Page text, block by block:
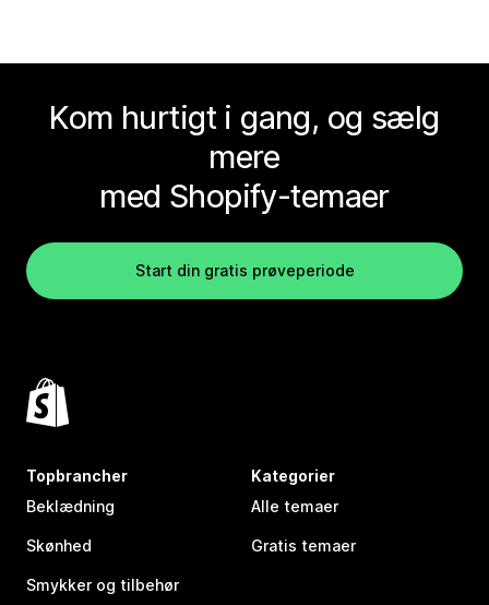
Kom hurtigt i gang, og sælg
mere
med Shopify-temaer
Start din gratis prøveperiode
Topbrancher
Beklædning
Skønhed
Smykker og tilbehør
Kategorier
Alle temaer
Gratis temaer